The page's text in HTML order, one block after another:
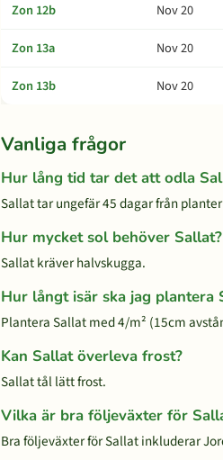
Zon 12b
Nov 20
Zon 13a
Nov 20
Zon 13b
Nov 20
Vanliga frågor
Hur lång tid tar det att odla
Sallat tar ungefär 45 dagar från
Hur mycket sol behöver Sallat?
Sallat kräver halvskugga.
Hur långt isär ska jag plantera
Plantera Sallat med 4/m² (15cm
Kan Sallat överleva frost?
Sallat tål lätt frost.
Vilka är bra följeväxter för
Bra följeväxter för Sallat inkluderar